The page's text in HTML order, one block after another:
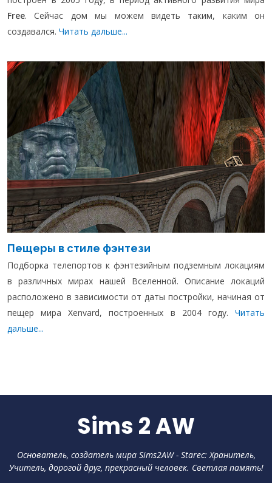
Free. Сейчас дом мы можем видеть таким, каким он
создавался. Читать дальше...
Пещеры в стиле фэнтези
Подборка телепортов к фэнтезийным подземным локациям
в различных мирах нашей Вселенной. Описание локаций
расположено в зависимости от даты постройки, начиная от
пещер мира Xenvard, построенных в 2004 году. Читать
дальше...
Sims 2 AW
Основатель, создатель мира Sims2AW - Starec: Хранитель,
Учитель, дорогой друг, прекрасный человек. Светлая память!